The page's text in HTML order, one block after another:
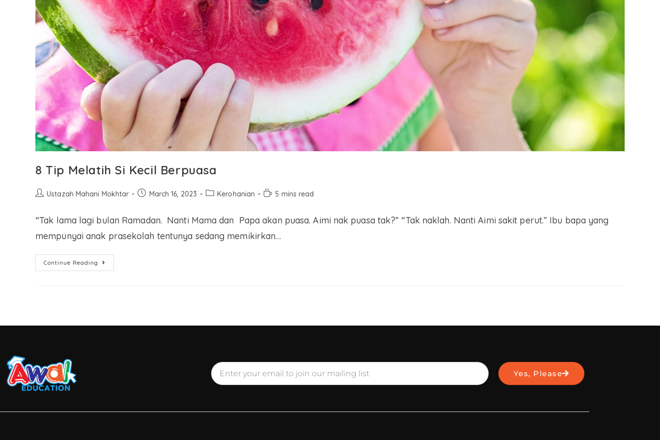
8 Tip Melatih Si Kecil Berpuasa
Ustazah Mahani Mokhtar March 16, 2023 Kerohanian 5 mins read
“Tak lama lagi bulan Ramadan. Nanti Mama dan Papa akan puasa. Aimi nak puasa tak?” “Tak naklah. Nanti Aimi sakit perut.” Ibu bapa yang
mempunyai anak prasekolah tentunya sedang memikirkan…
Continue Reading
Yes, Please